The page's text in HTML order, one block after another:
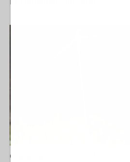
Carta de los vecinos de Arcos